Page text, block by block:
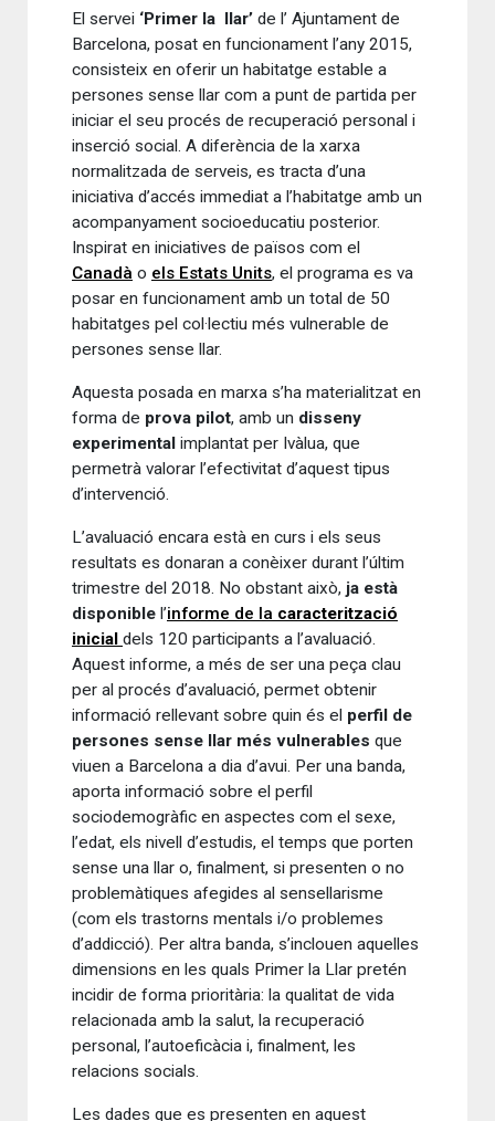
El servei ‘Primer la llar’ de l’ Ajuntament de
Barcelona, posat en funcionament l’any 2015,
consisteix en oferir un habitatge estable a
persones sense llar com a punt de partida per
iniciar el seu procés de recuperació personal i
inserció social. A diferència de la xarxa
normalitzada de serveis, es tracta d’una
iniciativa d’accés immediat a l’habitatge amb un
acompanyament socioeducatiu posterior.
Inspirat en iniciatives de països com el
Canadà o els Estats Units, el programa es va
posar en funcionament amb un total de 50
habitatges pel col·lectiu més vulnerable de
persones sense llar.
Aquesta posada en marxa s’ha materialitzat en
forma de prova pilot, amb un disseny
experimental implantat per Ivàlua, que
permetrà valorar l’efectivitat d’aquest tipus
d’intervenció.
L’avaluació encara està en curs i els seus
resultats es donaran a conèixer durant l’últim
trimestre del 2018. No obstant això, ja està
disponible l’informe de la caracterització
inicial dels 120 participants a l’avaluació.
Aquest informe, a més de ser una peça clau
per al procés d’avaluació, permet obtenir
informació rellevant sobre quin és el perfil de
persones sense llar més vulnerables que
viuen a Barcelona a dia d’avui. Per una banda,
aporta informació sobre el perfil
sociodemogràfic en aspectes com el sexe,
l’edat, els nivell d’estudis, el temps que porten
sense una llar o, finalment, si presenten o no
problemàtiques afegides al sensellarisme
(com els trastorns mentals i/o problemes
d’addicció). Per altra banda, s’inclouen aquelles
dimensions en les quals Primer la Llar pretén
incidir de forma prioritària: la qualitat de vida
relacionada amb la salut, la recuperació
personal, l’autoeficàcia i, finalment, les
relacions socials.
Les dades que es presenten en aquest